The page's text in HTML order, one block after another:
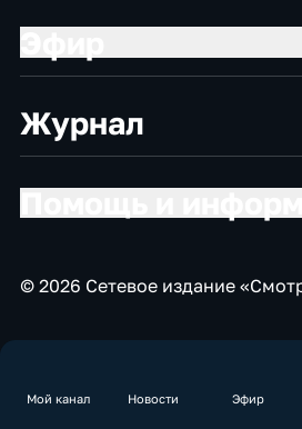
Мой канал Новости Эфир
Журнал
© 2026 Сетевое издание